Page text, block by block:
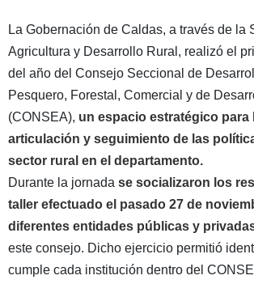
La Gobernación de Caldas, a través de la
Agricultura y Desarrollo Rural, realizó el
del año del Consejo Seccional de
Pesquero, Forestal, Comercial y de
(CONSEA), un espacio estratégico para
articulación y seguimiento de las
sector rural en el departamento.
Durante la jornada se socializaron los
taller efectuado el pasado 27 de
diferentes entidades públicas y
este consejo. Dicho ejercicio permitió
cumple cada institución dentro del